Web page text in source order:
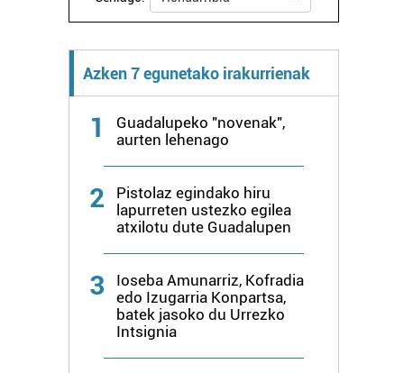
Azken 7 egunetako irakurrienak
1
Guadalupeko "novenak",
aurten lehenago
2
Pistolaz egindako hiru
lapurreten ustezko egilea
atxilotu dute Guadalupen
3
Ioseba Amunarriz, Kofradia
edo Izugarria Konpartsa,
batek jasoko du Urrezko
Intsignia